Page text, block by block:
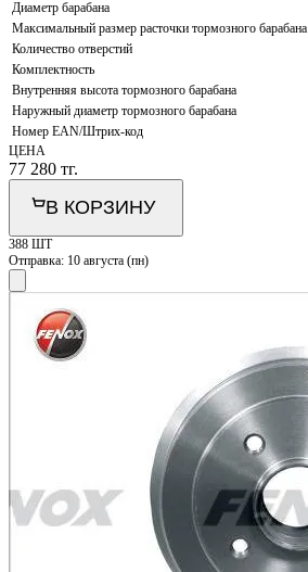
Диаметр барабана
Максимальный размер расточки тормозного барабана
Количество отверстий
Комплектность
Внутренняя высота тормозного барабана
Наружный диаметр тормозного барабана
Номер EAN/Штрих-код
ЦЕНА
77 280 тг.
В КОРЗИНУ
388 ШТ
Отправка: 10 августа (пн)